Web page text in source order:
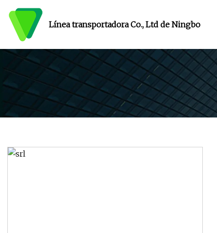
Línea transportadora Co., Ltd de Ningbo